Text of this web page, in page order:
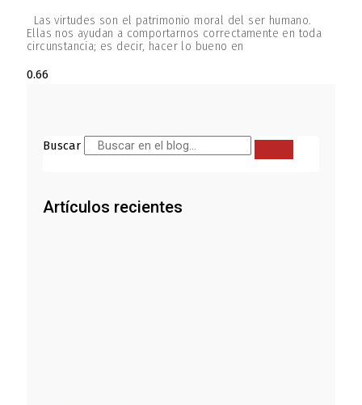
Las virtudes son el patrimonio moral del ser humano.
Ellas nos ayudan a comportarnos correctamente en toda
circunstancia; es decir, hacer lo bueno en
Buscar
Artículos recientes